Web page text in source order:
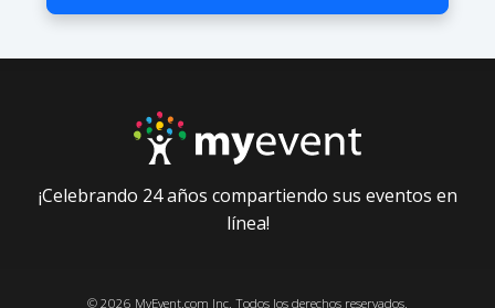
¡Celebrando 24 años compartiendo sus eventos en
línea!
© 2026 MyEvent.com Inc. Todos los derechos reservados.